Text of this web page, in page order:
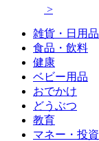
>
雑貨・日用品
食品・飲料
健康
ベビー用品
おでかけ
どうぶつ
教育
マネー・投資